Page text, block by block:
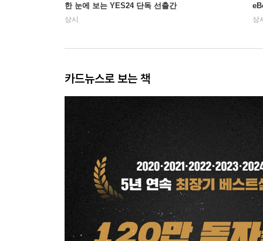
한 눈에 보는 YES24 단독 선출간
상시 상
카드뉴스로 보는 책